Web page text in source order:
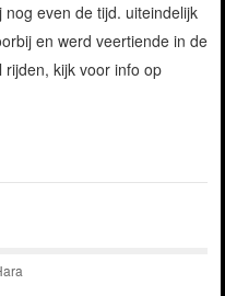
even de tijd. uiteindelijk
en werd veertiende in de
kijk voor info op